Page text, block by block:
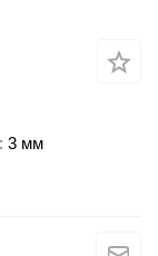
3 мм